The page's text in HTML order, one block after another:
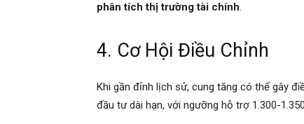
phân tích thị trường tài chính.
4. Cơ Hội Điều Chỉnh
Khi gần đỉnh lịch sử, cung tăng có thể gây
đầu tư dài hạn, với ngưỡng hỗ trợ 1.300-